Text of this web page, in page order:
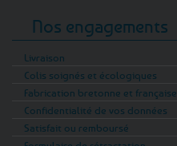
Nos engagements
Livraison
Colis soignés et écologiques
Fabrication bretonne et française
Confidentialité de vos données
Satisfait ou remboursé